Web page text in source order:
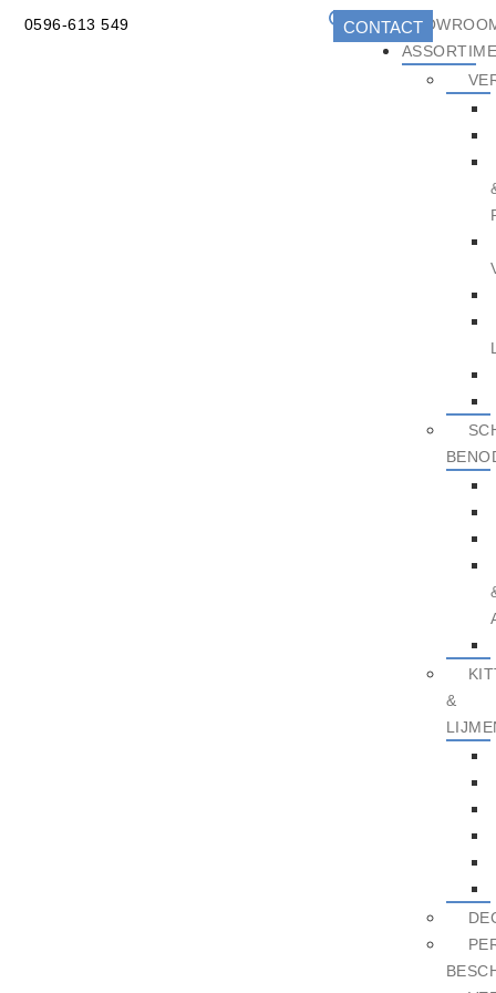
&
0596-613 549 CONTACT